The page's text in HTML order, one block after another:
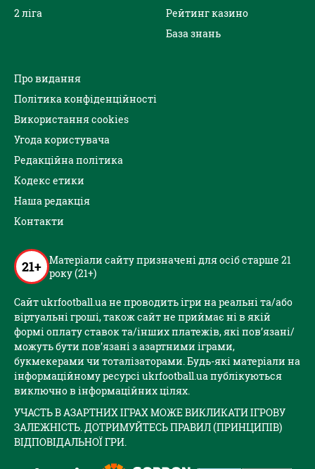
2 ліга
Рейтинг казино
База знань
Про видання
Політика конфіденційності
Використання cookies
Угода користувача
Редакційна політика
Кодекс етики
Наша редакція
Контакти
21+ Матеріали сайту призначені для осіб старше 21
року (21+)
Сайт ukrfootball.ua не проводить ігри на реальні та/або
віртуальні гроші, також сайт не приймає ні в якій
формі оплату ставок та/інших платежів, які пов’язані/
можуть бути пов’язані з азартними іграми,
букмекерами чи тоталізаторами. Будь-які матеріали на
інформаційному ресурсі ukrfootball.ua публікуються
виключно в інформаційних цілях.
УЧАСТЬ В АЗАРТНИХ ІГРАХ МОЖЕ ВИКЛИКАТИ ІГРОВУ
ЗАЛЕЖНІСТЬ. ДОТРИМУЙТЕСЬ ПРАВИЛ (ПРИНЦИПІВ)
ВІДПОВІДАЛЬНОЇ ГРИ.